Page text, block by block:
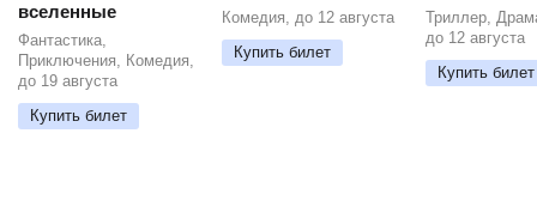
вселенные
Фантастика,
Приключения, Комедия,
до 19 августа
Купить билет
Комедия, до 12 августа
Купить билет
Триллер,
до 12 августа
Купить билет